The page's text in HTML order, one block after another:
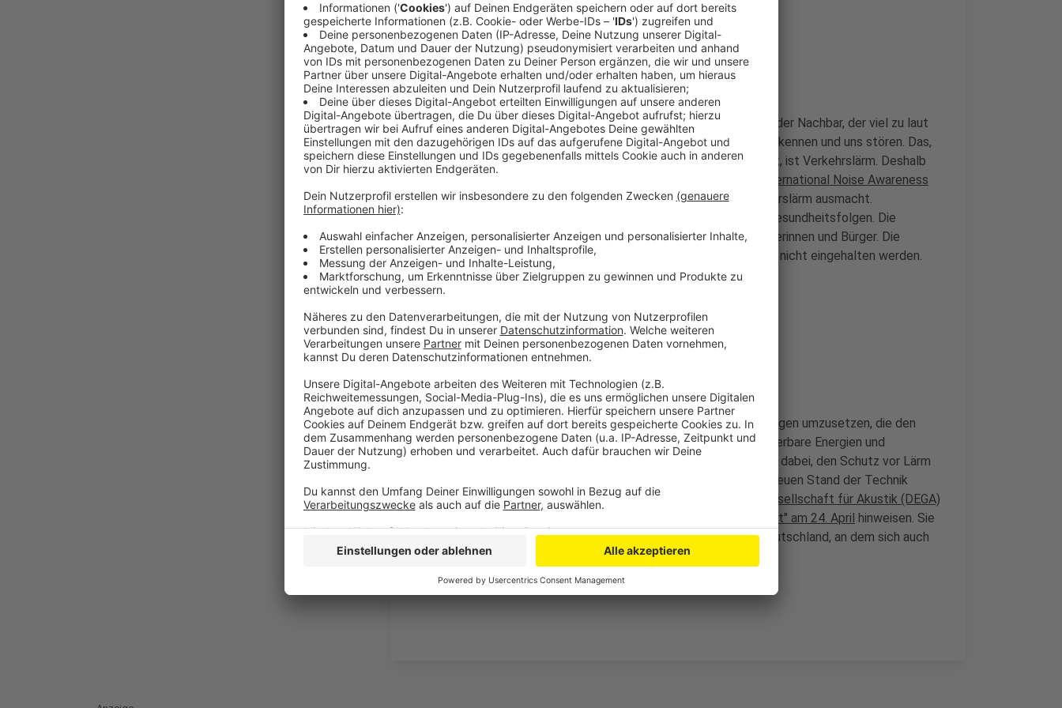
Deutsche Umwelthilfe beklagt Verkehrslärm
Anzeige
Das Quietschen beim Bahnfahren, der Staubsauger zuhause oder der Nachbar, der viel zu laut
unter der Dusche trällert. Es gibt im Alltag Geräusche, die wir alle kennen und uns stören. Das,
was viele meisten Menschen von uns hauptsächlich aber belastet, ist Verkehrslärm. Deshalb
will die Deutsche Umwelthilfe am offiziellen
Tag gegen Lärm (International Noise Awareness
Day) am 24. Aprilauf die mentale Belastung hinweisen, die Verkehrslärm ausmacht.
Lärmbelastung habe weitreichende körperliche und psychische Gesundheitsfolgen. Die
Bundesregierung biete keinen ausreichenden Schutz für ihre Bürgerinnen und Bürger. Die
Deutsche Umwelthilfe beklagt, dass Lärmschutzvorgaben längst nicht eingehalten werden.
Anzeige
Wie Städte Lärm und Klimawandel bekämpfen sollen
Planung und Gestaltung von Städten zielen darauf ab, Veränderungen umzusetzen, die den
Bedürfnissen und Interessen der Bürger:innen entsprechen. Erneuerbare Energien und
umweltfreundliche Technologien stehen im Fokus. Wesentlich ist dabei, den Schutz vor Lärm
zu gewährleisten und Maßnahmen zur Lärmminderung nach dem neuen Stand der Technik
durchzusetzen. Wie das gelingen soll, darauf will die
Deutsche Gesellschaft für Akustik (DEGA)
"Ruhe gewinnt, die Zukunft beginnt" am 24. April hinweisen. Sie
veranstalten als offizielle Anlaufstelle den Tag gegen Lärm in Deutschland, an dem sich auch
Ministerien aus Deutschland beteiligen.